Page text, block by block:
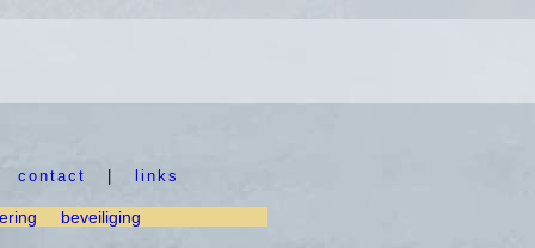
contact links
beveiliging